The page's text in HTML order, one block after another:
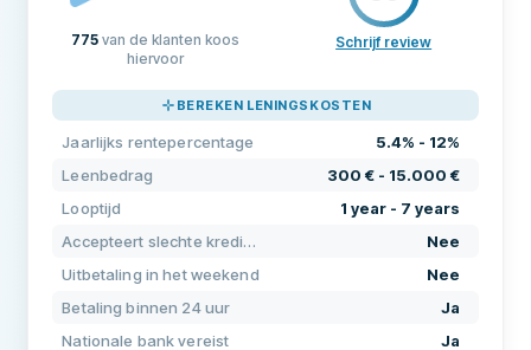
Betaling binnen 24 uur
Leningsbemiddelaar Nee
AANVULLENDE VELDEN
Betaaluren 08-18
Aanbevolen bedrijf Ja
Minimumleeftijd
Nationale bank vereist Ja
Nationaal telefoonnummer vereist Ja
Burgerschap vereist Ja
Elektronische identificatie Nee
KENMERKEN
775 van de klanten koos
hiervoor
BEREKEN LENINGSKOSTEN
Jaarlijks rentepercentage
5.4% - 12%
Leenbedrag
300 € - 15.000 €
Looptijd
1 year - 7 years
Accepteert slechte kredietgeschiedenis
Nee
Uitbetaling in het weekend
Nee
Betaling binnen 24 uur
Ja
Nationale bank vereist
Ja
Schrijf review
ONDERSTEUNING
VOORWAARDEN